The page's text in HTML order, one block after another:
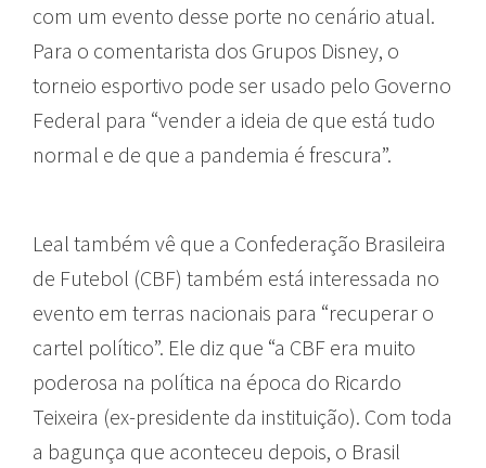
com um evento desse porte no cenário atual.
Para o comentarista dos Grupos Disney, o
torneio esportivo pode ser usado pelo Governo
Federal para “vender a ideia de que está tudo
normal e de que a pandemia é frescura”.
Leal também vê que a Confederação Brasileira
de Futebol (CBF) também está interessada no
evento em terras nacionais para “recuperar o
cartel político”. Ele diz que “a CBF era muito
poderosa na política na época do Ricardo
Teixeira (ex-presidente da instituição). Com toda
a bagunça que aconteceu depois, o Brasil